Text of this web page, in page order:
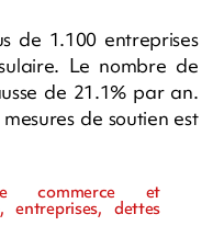
de 1.100 entreprises
Le nombre de
de 21.1% par an.
de soutien est
commerce et
entreprises, dettes